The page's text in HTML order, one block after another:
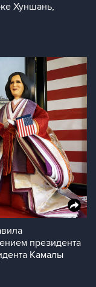
Хуншань,
президента
Камалы